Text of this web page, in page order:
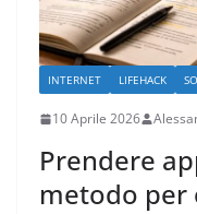
INTERNET LIFEHACK
10 Aprile 2026
Prendere
metodo per